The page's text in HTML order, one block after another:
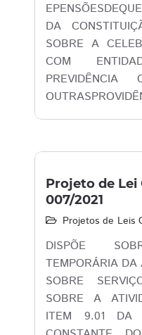
DA
SOBRE A
COM
PREVIDÊNCIA
Projeto de Lei
007/2021
Projetos de Leis
DISPÕE
TEMPORÁRIA DA
SOBRE
SOBRE A
ITEM 9.01 DA